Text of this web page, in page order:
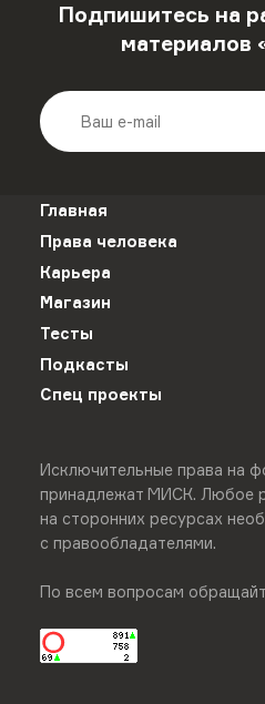
Подпишитесь на
материалов
Главная
Права человека
Карьера
Магазин
Тесты
Подкасты
Спец проекты
Исключительные права на
принадлежат МИСК. Любое
на сторонних ресурсах
с правообладателями.
По всем вопросам